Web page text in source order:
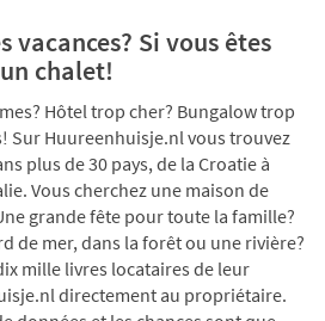
vacances? Si vous êtes
chalet!
Hôtel trop cher? Bungalow trop
Sur Huureenhuisje.nl vous trouvez
plus de 30 pays, de la Croatie à
Vous cherchez une maison de
grande fête pour toute la famille?
de mer, dans la forêt ou une rivière?
mille livres locataires de leur
directement au propriétaire.